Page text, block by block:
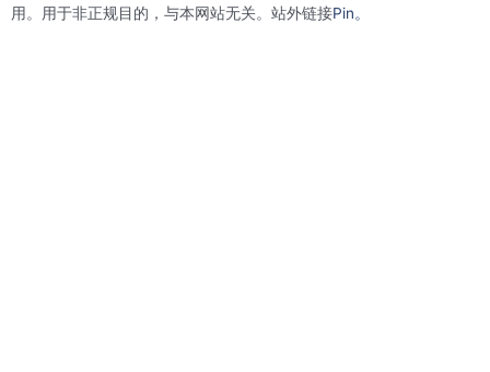
用。用于非正规目的，与本网站无关。站外链接Pin。